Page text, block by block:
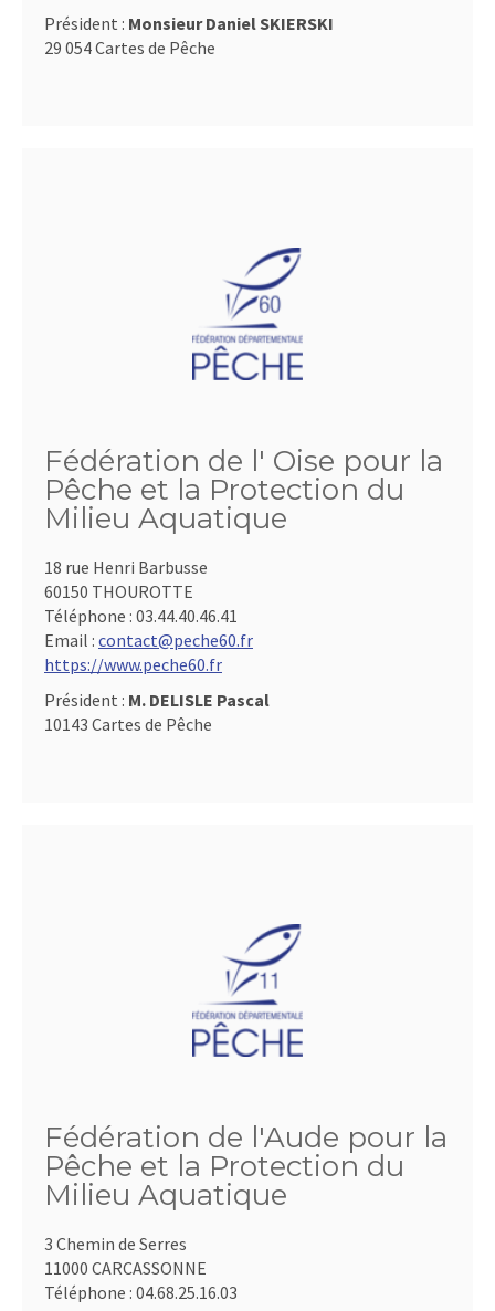
Président : Monsieur Daniel SKIERSKI
29 054 Cartes de Pêche
Fédération de l' Oise pour la
Pêche et la Protection du
Milieu Aquatique
18 rue Henri Barbusse
60150 THOUROTTE
Téléphone : 03.44.40.46.41
Email : contact@peche60.fr
https://www.peche60.fr
Président : M. DELISLE Pascal
10143 Cartes de Pêche
Fédération de l'Aude pour la
Pêche et la Protection du
Milieu Aquatique
3 Chemin de Serres
11000 CARCASSONNE
Téléphone : 04.68.25.16.03